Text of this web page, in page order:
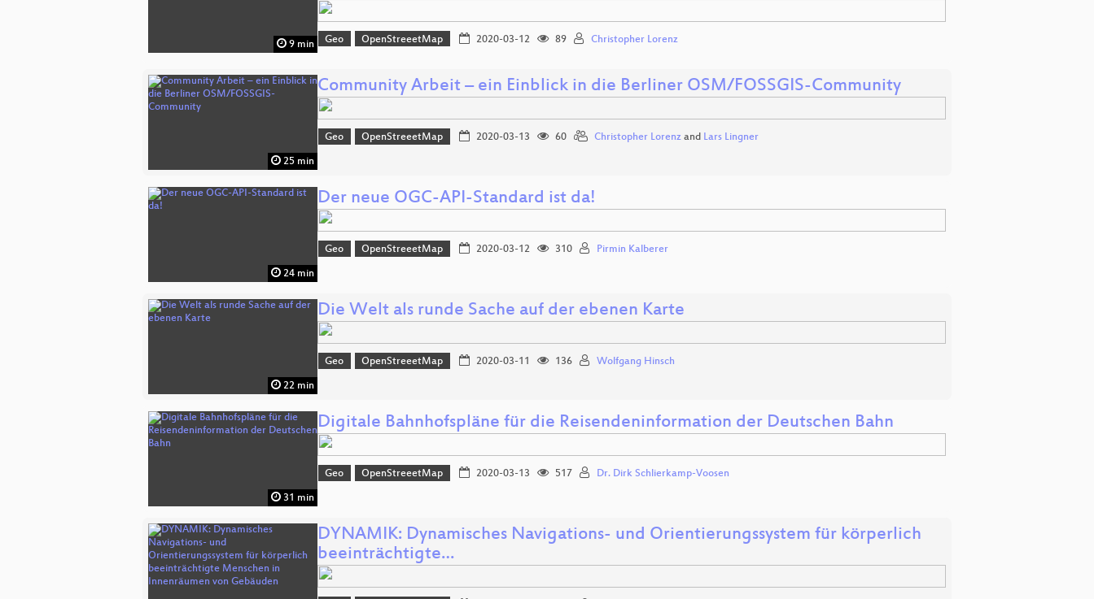
9 min Geo OpenStreeetMap 2020-03-12 89 Christopher Lorenz
25 min
Community Arbeit – ein Einblick in die Berliner OSM/FOSSGIS-Community
Geo OpenStreeetMap 2020-03-13 60 Christopher Lorenzand Lars Lingner
24 min
Der neue OGC-API-Standard ist da!
Geo OpenStreeetMap 2020-03-12 310 Pirmin Kalberer
22 min
Die Welt als runde Sache auf der ebenen Karte
Geo OpenStreeetMap 2020-03-11 136 Wolfgang Hinsch
31 min
Digitale Bahnhofspläne für die Reisendeninformation der Deutschen Bahn
Geo OpenStreeetMap 2020-03-13 517 Dr. Dirk Schlierkamp-Voosen
DYNAMIK: Dynamisches Navigations- und Orientierungssystem für körperlich
beeinträchtigte…